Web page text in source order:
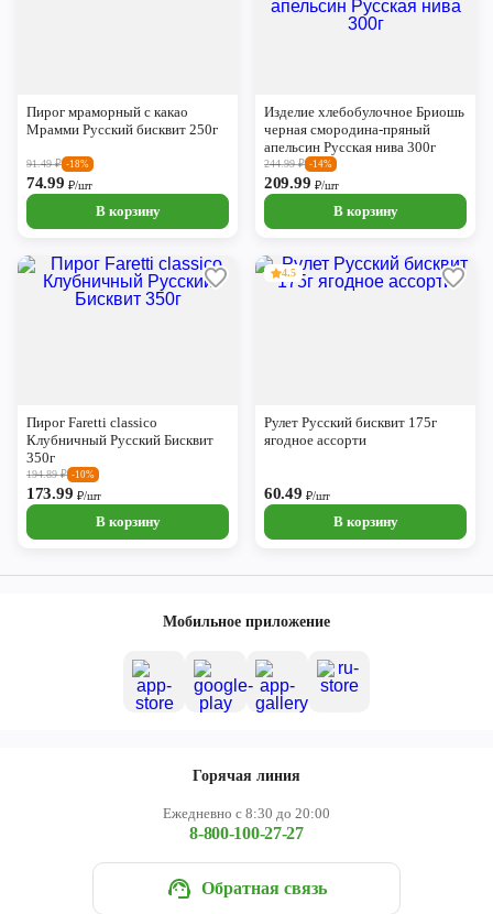
Пирог мраморный с какао
Мрамми Русский бисквит 250г
91.49₽ -18%
74.99₽/шт
В корзину
Изделие хлебобулочное Бриошь
черная смородина-пряный
апельсин Русская нива 300г
244.99₽ -14%
209.99 ₽/шт
В корзину
Пирог Faretti classico
Клубничный Русский Бисквит
350г
194.89₽ -10%
173.99 ₽/шт
В корзину
4.5
Рулет Русский бисквит 175г
ягодное ассорти
60.49₽/шт
В корзину
Мобильное приложение
Горячая линия
Ежедневно с 8:30 до 20:00
8-800-100-27-27
Обратная связь